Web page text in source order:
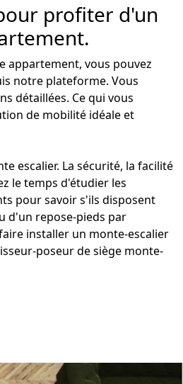
profiter d'un
appartement, vous pouvez
notre plateforme. Vous
détaillées. Ce qui vous
de mobilité idéale et
escalier. La sécurité, la facilité
le temps d'étudier les
pour savoir s'ils disposent
d'un repose-pieds par
installer un monte-escalier
poseur desiège monte-